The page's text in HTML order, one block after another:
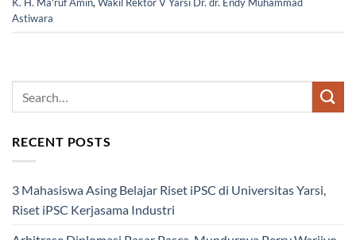
Astiwara
RECENT POSTS
3 Mahasiswa Asing Belajar Riset iPSC di Universitas Yarsi,
Riset iPSC Kerjasama Industri